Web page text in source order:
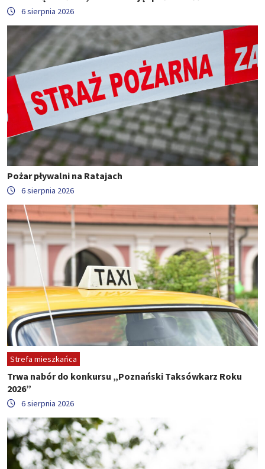
6 sierpnia 2026
Pożar pływalni na Ratajach
6 sierpnia 2026
Strefa mieszkańca
Trwa nabór do konkursu „Poznański Taksówkarz Roku
2026”
6 sierpnia 2026